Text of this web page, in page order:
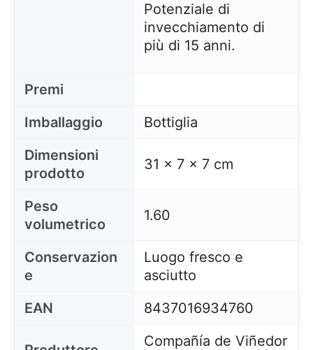
Potenziale di
invecchiamento di
più di 15 anni.
Premi
Imballaggio
Bottiglia
Dimensioni
prodotto
31 x 7 x 7 cm
Peso
volumetrico
1.60
Conservazion
e
Luogo fresco e
asciutto
EAN
8437016934760
Compañía de Viñedor